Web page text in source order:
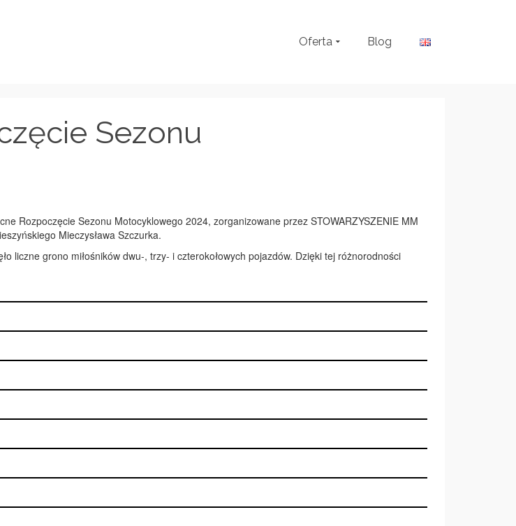
Oferta Blog
Sezonu
Rozpoczęcie Sezonu Motocyklowego 2024, zorganizowane przez STOWARZYSZENIE MM
Mieczysława Szczurka.
liczne grono miłośników dwu-, trzy- i czterokołowych pojazdów. Dzięki tej różnorodności